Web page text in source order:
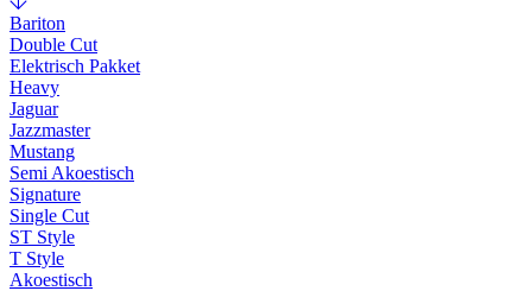
Bariton
Double Cut
Elektrisch Pakket
Heavy
Jaguar
Jazzmaster
Mustang
Semi Akoestisch
Signature
Single Cut
ST Style
T Style
Akoestisch